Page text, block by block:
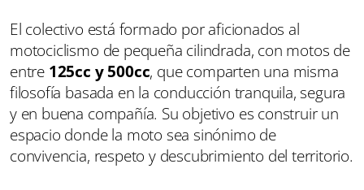
El colectivo está formado por aficionados al
motociclismo de pequeña cilindrada, con motos de
entre 125cc y 500cc, que comparten una misma
filosofía basada en la conducción tranquila, segura
y en buena compañía. Su objetivo es construir un
espacio donde la moto sea sinónimo de
convivencia, respeto y descubrimiento del territorio.